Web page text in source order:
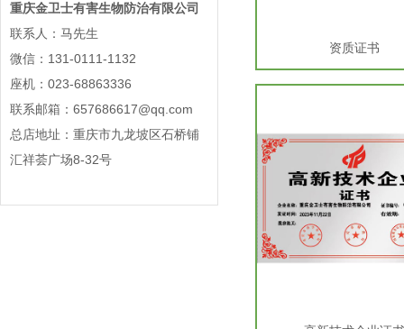
重庆金卫士有害生物防治有限公司
联系人：马先生
微信：131-0111-1132
座机：023-68863336
联系邮箱：657686617@qq.com
总店地址：重庆市九龙坡区石桥铺
汇祥荟广场8-32号
资质证书